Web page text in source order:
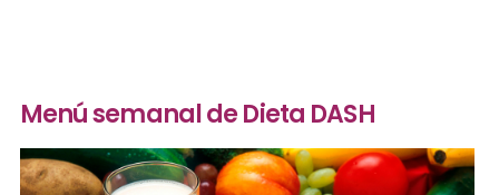
Menú semanal de Dieta DASH